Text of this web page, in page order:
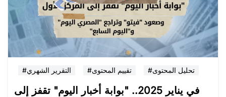
#التقرير الشهري #تقييم المحتوى #تحليل المحتوى
في يناير 2025.. "بوابة أخبار اليوم" تقفز إلى